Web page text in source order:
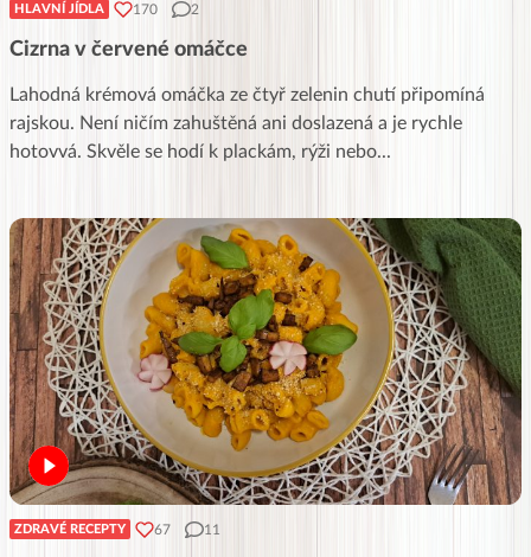
HLAVNÍ JÍDLA 170 2
Cizrna v červené omáčce
Lahodná krémová omáčka ze čtyř zelenin chutí připomíná
rajskou. Není ničím zahuštěná ani doslazená a je rychle
hotovvá. Skvěle se hodí k plackám, rýži nebo...
ZDRAVÉ RECEPTY 67 11